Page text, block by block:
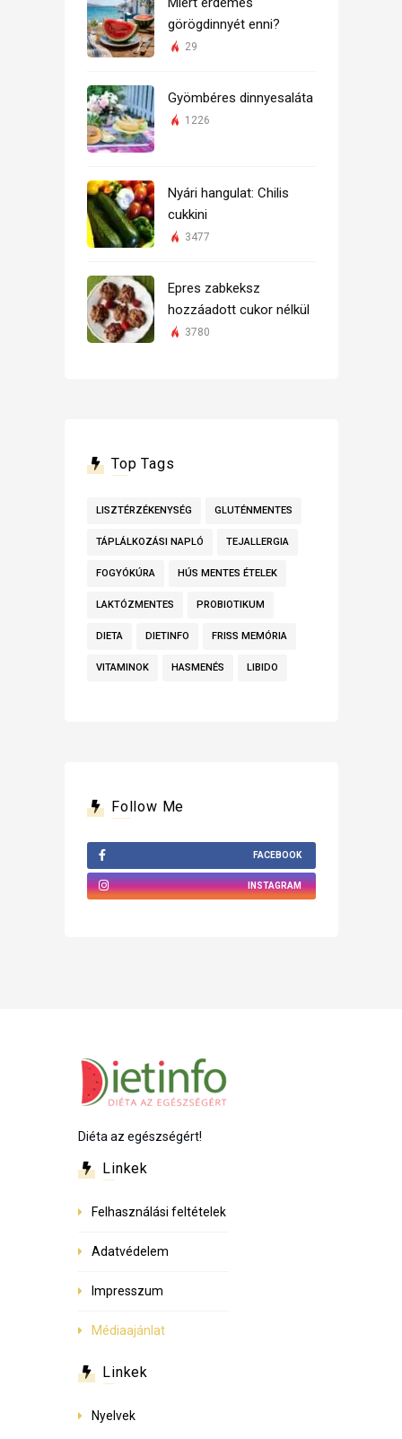
görögdinnyét enni?
29
Gyömbéres dinnyesaláta
1226
Nyári hangulat: Chilis
cukkini
3477
Epres zabkeksz
hozzáadott cukor nélkül
3780
Top Tags
LISZTÉRZÉKENYSÉG GLUTÉNMENTES
TÁPLÁLKOZÁSI NAPLÓ TEJALLERGIA
FOGYÓKÚRA HÚS MENTES ÉTELEK
LAKTÓZMENTES PROBIOTIKUM
DIETA DIETINFO FRISS MEMÓRIA
VITAMINOK HASMENÉS LIBIDO
Follow Me
FACEBOOK
INSTAGRAM
Diéta az egészségért!
Linkek
Felhasználási feltételek
Adatvédelem
Impresszum
Médiaajánlat
Linkek
Nyelvek